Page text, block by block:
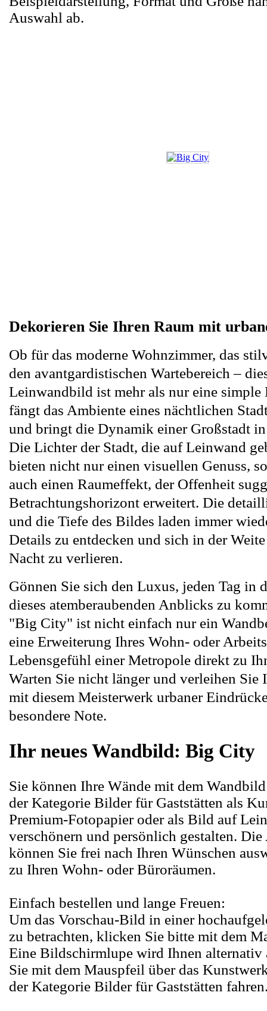
Auswahl ab.
Dekorieren Sie Ihren Raum mit
Ob für das moderne Wohnzimmer, das
den avantgardistischen Wartebereich –
Leinwandbild ist mehr als nur eine simple
fängt das Ambiente eines nächtlichen
und bringt die Dynamik einer Großstadt
Die Lichter der Stadt, die auf Leinwand
bieten nicht nur einen visuellen Genuss,
auch einen Raumeffekt, der Offenheit
Betrachtungshorizont erweitert. Die
und die Tiefe des Bildes laden immer
Details zu entdecken und sich in der
Nacht zu verlieren.
Gönnen Sie sich den Luxus, jeden Tag in
dieses atemberaubenden Anblicks zu
"Big City" ist nicht einfach nur ein
eine Erweiterung Ihres Wohn- oder
Lebensgefühl einer Metropole direkt zu
Warten Sie nicht länger und verleihen Sie
mit diesem Meisterwerk urbaner
besondere Note.
Ihr neues Wandbild: Big City
Sie können Ihre Wände mit dem
der Kategorie Bilder für Gaststätten als
Premium-Fotopapier oder als Bild auf
verschönern und persönlich gestalten. Die
können Sie frei nach Ihren Wünschen
zu Ihren Wohn- oder Büroräumen.
Einfach bestellen und lange Freuen:
Um das Vorschau-Bild in einer
zu betrachten, klicken Sie bitte mit dem
Eine Bildschirmlupe wird Ihnen alternativ
Sie mit dem Mauspfeil über das
der Kategorie Bilder für Gaststätten